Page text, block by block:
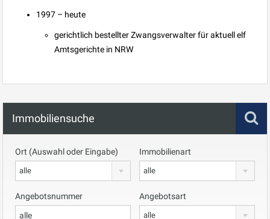
1997 – heute
gerichtlich bestellter Zwangsverwalter für aktuell elf
Amtsgerichte in NRW
Immobiliensuche
Ort (Auswahl oder Eingabe)
alle
Immobilienart
alle
Angebotsnummer Angebotsart
alle